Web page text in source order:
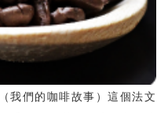
們的咖啡故事）這個法文